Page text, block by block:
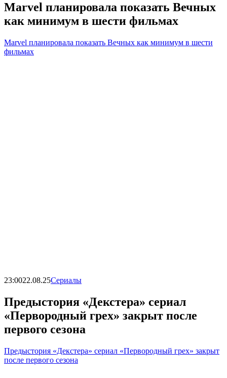
Marvel планировала показать Вечных
как минимум в шести фильмах
Marvel планировала показать Вечных как минимум в шести
фильмах
23:0022.08.25Сериалы
Предыстория «Декстера» сериал
«Первородный грех» закрыт после
первого сезона
Предыстория «Декстера» сериал «Первородный грех» закрыт
после первого сезона